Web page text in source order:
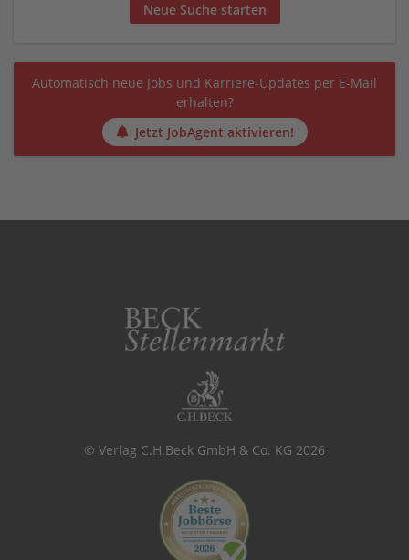
Neue Suche starten
Automatisch neue Jobs und Karriere-Updates per E-Mail
erhalten?
Jetzt JobAgent aktivieren!
© Verlag C.H.Beck GmbH & Co. KG 2026